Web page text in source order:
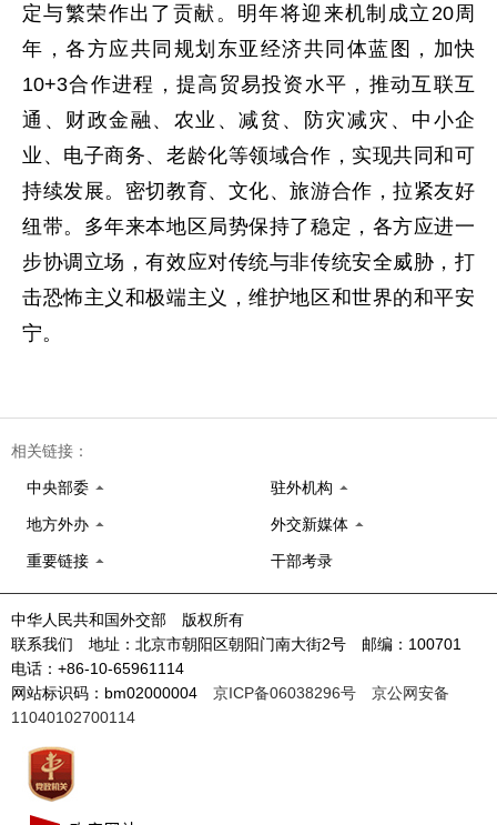
定与繁荣作出了贡献。明年将迎来机制成立20周
年，各方应共同规划东亚经济共同体蓝图，加快
10+3合作进程，提高贸易投资水平，推动互联互
通、财政金融、农业、减贫、防灾减灾、中小企
业、电子商务、老龄化等领域合作，实现共同和可
持续发展。密切教育、文化、旅游合作，拉紧友好
纽带。多年来本地区局势保持了稳定，各方应进一
步协调立场，有效应对传统与非传统安全威胁，打
击恐怖主义和极端主义，维护地区和世界的和平安
宁。
相关链接：
中央部委 驻外机构
地方外办 外交新媒体
重要链接 干部考录
中华人民共和国外交部 版权所有
联系我们 地址：北京市朝阳区朝阳门南大街2号 邮编：100701
电话：+86-10-65961114
网站标识码：bm02000004 京ICP备06038296号
京公网安备
11040102700114